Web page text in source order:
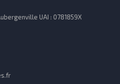
UAI : 0781859X